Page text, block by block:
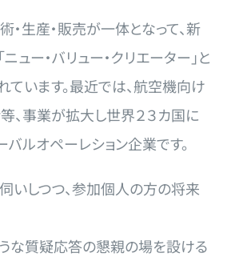
・生産・販売が一体となって、新
ュー・バリュー・クリエーター」と
ています。最近では、航空機向け
、事業が拡大し世界２３カ国に
バルオペーレション企業です。
いしつつ、参加個人の方の将来
な質疑応答の懇親の場を設ける